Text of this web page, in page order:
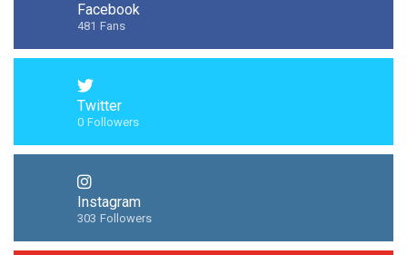
Facebook
481 Fans
Twitter
0 Followers
Instagram
303 Followers